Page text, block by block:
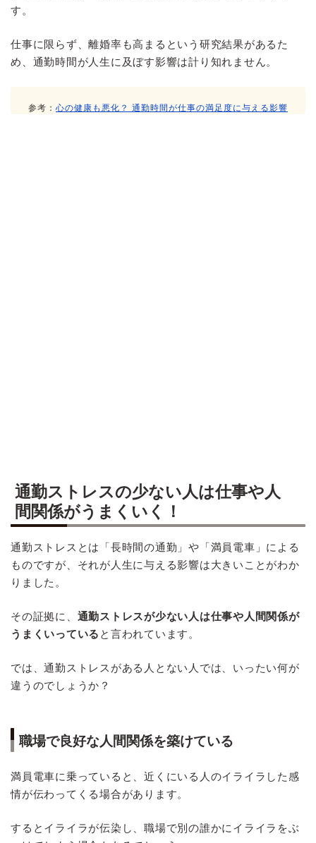
す。
仕事に限らず、離婚率も高まるという研究結果があるた
め、通勤時間が人生に及ぼす影響は計り知れません。
参考： 心の健康も悪化？ 通勤時間が仕事の満足度に与える影響
通勤ストレスの少ない人は仕事や人
間関係がうまくいく！
通勤ストレスとは「長時間の通勤」や「満員電車」による
ものですが、それが人生に与える影響は大きいことがわか
りました。
その証拠に、 通勤ストレスが少ない人は仕事や人間関係が
うまくいっている と言われています。
では、通勤ストレスがある人とない人では、いったい何が
違うのでしょうか？
職場で良好な人間関係を築けている
満員電車に乗っていると、近くにいる人のイライラした感
情が伝わってくる場合があります。
するとイライラが伝染し、職場で別の誰かにイライラをぶ